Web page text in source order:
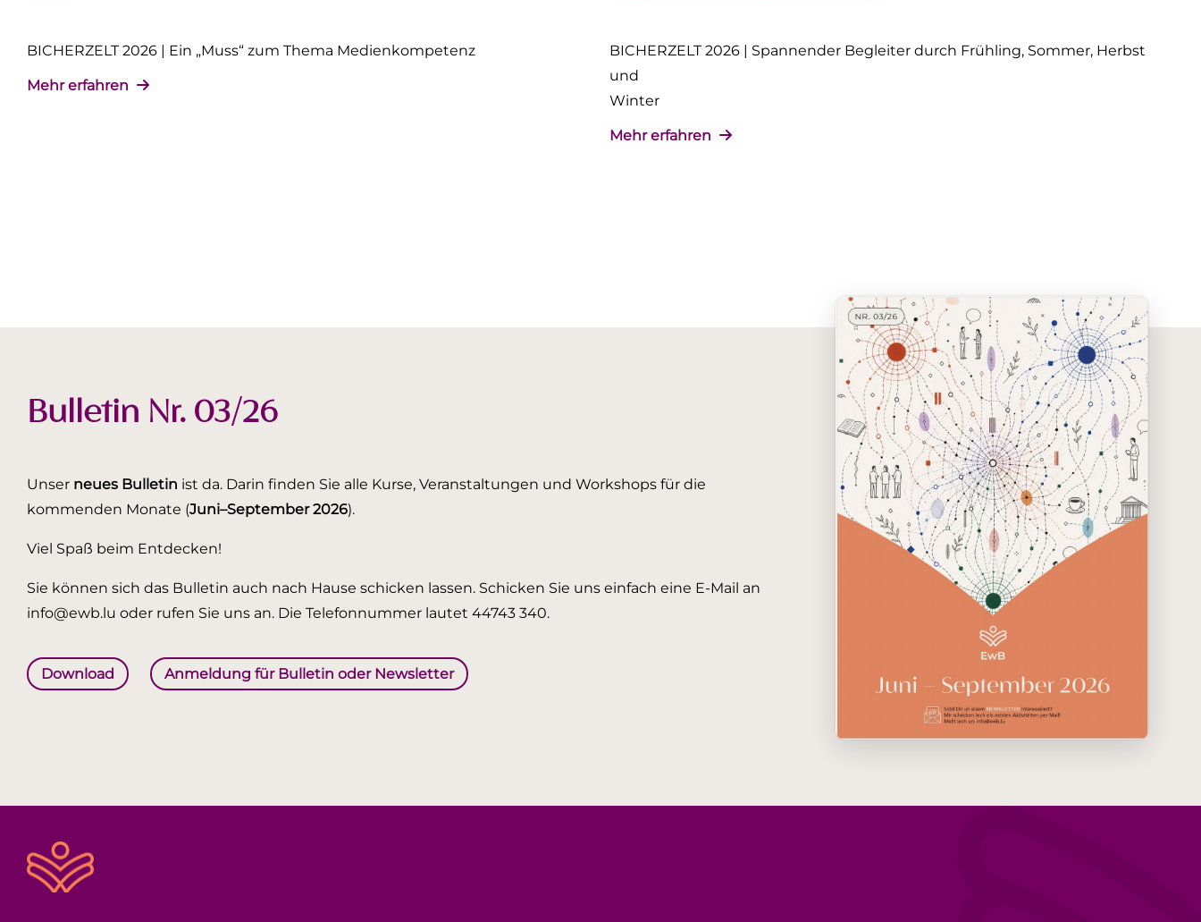
BICHERZELT 2026 | Ein „Muss“ zum Thema Medienkompetenz
Mehr erfahren
BICHERZELT 2026 | Spannender Begleiter durch Frühling, Sommer, Herbst
und
Winter
Mehr erfahren
Bulletin Nr. 03/26
Unser neues Bulletin ist da. Darin finden Sie alle Kurse, Veranstaltungen und Workshops für die
kommenden Monate (Juni–September 2026).
Viel Spaß beim Entdecken!
Sie können sich das Bulletin auch nach Hause schicken lassen. Schicken Sie uns einfach eine E-Mail an
info@ewb.lu oder rufen Sie uns an. Die Telefonnummer lautet 44743 340.
Download Anmeldung für Bulletin oder Newsletter